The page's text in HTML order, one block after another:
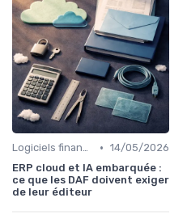
Logiciels financiers • 14/05/2026
ERP cloud et IA embarquée :
ce que les DAF doivent exiger
de leur éditeur